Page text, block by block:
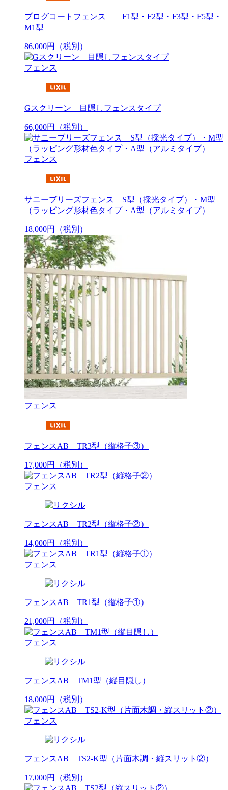
プログコートフェンス F1型・F2型・F3型・F5型・
M1型
86,000円 （税別）
フェンス
Gスクリーン 目隠しフェンスタイプ
66,000円 （税別）
フェンス
サニーブリーズフェンス S型（採光タイプ）・M型
（ラッピング形材色タイプ・A型（アルミタイプ）
18,000円 （税別）
フェンス
フェンスAB TR3型（縦格子③）
17,000円 （税別）
フェンス
フェンスAB TR2型（縦格子②）
14,000円 （税別）
フェンス
フェンスAB TR1型（縦格子①）
21,000円 （税別）
フェンス
フェンスAB TM1型（縦目隠し）
18,000円 （税別）
フェンス
フェンスAB TS2-K型（片面木調・縦スリット②）
17,000円 （税別）